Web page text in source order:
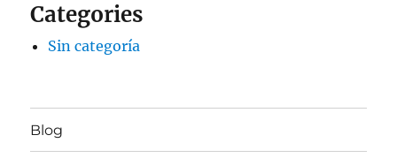
Categories
Sin categoría
Blog